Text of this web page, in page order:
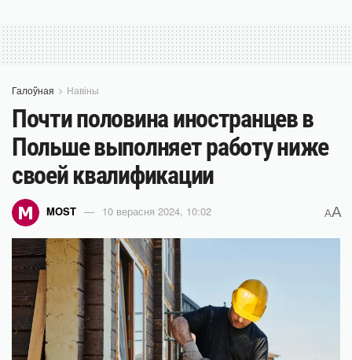
Галоўная Навіны
Почти половина иностранцев в
Польше выполняет работу ниже
своей квалификации
MOST 10 верасня 2024, 10:02 AA